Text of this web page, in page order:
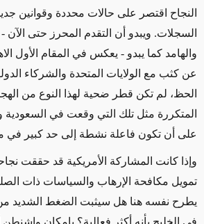
النجاح اقتصر على حالات محددة وقوانين
السجلات. ويبدو أن التقدم المحرز حتى
والهامد كما يبدو - يعكس في المقام الأول
عن كثب مع الولايات المتحدة والشركاء
الحظ، لم تكن قطر ضحية لهذا النوع من
المتكررة مثل تلك التي وقعت في السعودية
على أن تكون فاعلة نشطة إلى حد كبير في
وإذا كانت المشاركة الأمريكية قد حققت
تمويل مكافحة الإرهاب والسياسات ذات
يطرح نفسه هنا هل سيثبت الضغط الشديد
في الخليج بأنه أكثر فعالية؟ بإمكان